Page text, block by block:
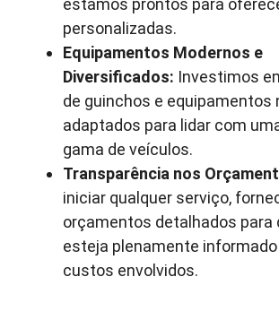
personalizadas.
Equipamentos Modernos e
Diversificados: Investimos
de guinchos e equipamentos
adaptados para lidar com
gama de veículos.
Transparência nos
iniciar qualquer serviço,
orçamentos detalhados para
esteja plenamente
custos envolvidos.